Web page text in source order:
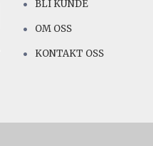
BLI KUNDE
OM OSS
KONTAKT OSS